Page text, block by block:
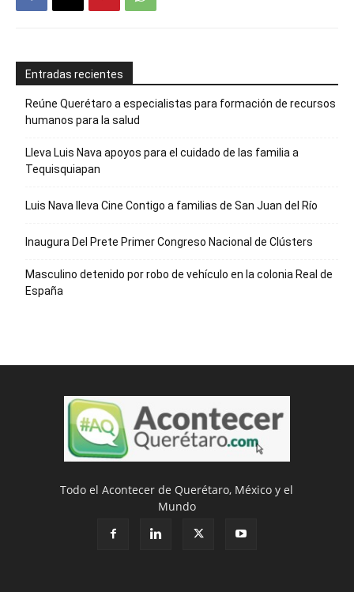
Entradas recientes
Reúne Querétaro a especialistas para formación de recursos
humanos para la salud
Lleva Luis Nava apoyos para el cuidado de las familia a
Tequisquiapan
Luis Nava lleva Cine Contigo a familias de San Juan del Río
Inaugura Del Prete Primer Congreso Nacional de Clústers
Masculino detenido por robo de vehículo en la colonia Real de
España
Todo el Acontecer de Querétaro, México y el
Mundo